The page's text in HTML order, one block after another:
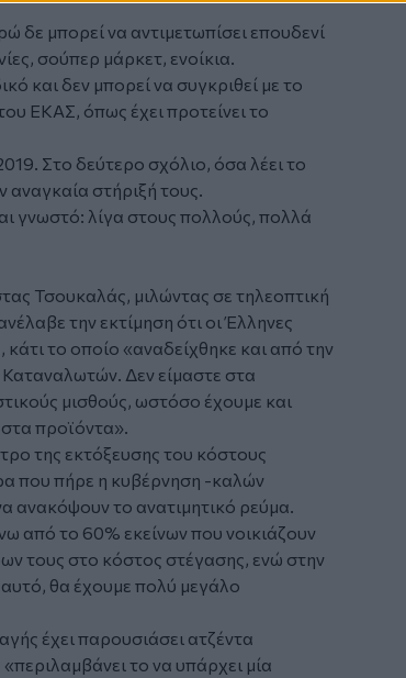
δε μπορεί να αντιμετωπίσει επουδενί
σούπερ μάρκετ, ενοίκια.
και δεν μπορεί να συγκριθεί με το
ΕΚΑΣ, όπως έχει προτείνει το
Στο δεύτερο σχόλιο, όσα λέει το
αναγκαία στήριξή τους.
γνωστό: λίγα στους πολλούς, πολλά
Τσουκαλάς, μιλώντας σε τηλεοπτική
την εκτίμηση ότι οι Έλληνες
το οποίο «αναδείχθηκε και από την
Δεν είμαστε στα
μισθούς, ωστόσο έχουμε και
στα προϊόντα».
της εκτόξευσης του κόστους
που πήρε η κυβέρνηση -καλών
το ανατιμητικό ρεύμα.
από το 60% εκείνων που νοικιάζουν
τους στο κόστος στέγασης, ενώ στην
θα έχουμε πολύ μεγάλο
έχει παρουσιάσει ατζέντα
το να υπάρχει μία